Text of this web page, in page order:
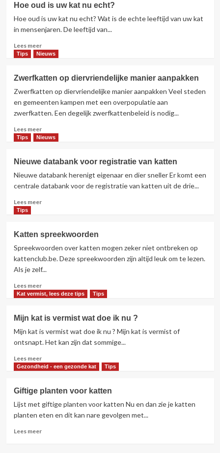
adopteren
Hoe oud is uw kat nu echt?
Hoe oud is uw kat nu echt? Wat is de echte leeftijd van uw kat
in mensenjaren. De leeftijd van...
Lees meerLees
meer
oud
is
uw
kat
echt?
Tips Nieuws
Zwerfkatten op diervriendelijke manier aanpakken
Zwerfkatten op diervriendelijke manier aanpakken Veel steden
en gemeenten kampen met een overpopulatie aan
zwerfkatten. Een degelijk zwerfkattenbeleid is nodig...
Lees meerLees
meer
op
diervriendelijke
manier
Tips Nieuws
Nieuwe databank voor registratie van katten
Nieuwe databank herenigt eigenaar en dier sneller Er komt een
centrale databank voor de registratie van katten uit de drie...
Lees meerLees
databank
voor
registratie
van
Tips
Katten spreekwoorden
Spreekwoorden over katten mogen zeker niet ontbreken op
kattenclub.be. Deze spreekwoorden zijn altijd leuk om te lezen.
Als je zelf...
Lees meerLees
meer
spreekwoorden
Kat vermist, lees deze tips Tips
Mijn kat is vermist wat doe ik nu ?
Mijn kat is vermist wat doe ik nu ? Mijn kat is vermist of
ontsnapt. Het kan zijn dat sommige...
Lees meerLees
meer
kat
is
vermist
doe
Gezondheid - een gezonde kat Tips
Giftige planten voor katten
Lijst met giftige planten voor katten Nu en dan zie je katten
planten eten en dit kan nare gevolgen met...
Lees meerLees